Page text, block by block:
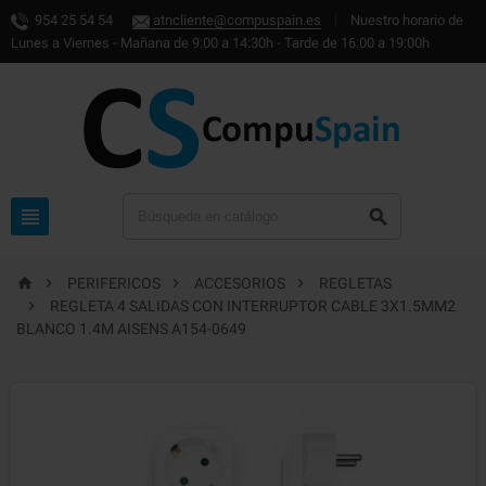
954 25 54 54 atncliente@compuspain.es
Nuestro horario de
Lunes a Viernes - Mañana de 9:00 a 14:30h - Tarde de 16:00 a 19:00h
 
  PERIFERICOS  ACCESORIOS 
REGLETAS

REGLETA 4 SALIDAS CON INTERRUPTOR CABLE 3X1.5MM2
BLANCO 1.4M AISENS A154-0649